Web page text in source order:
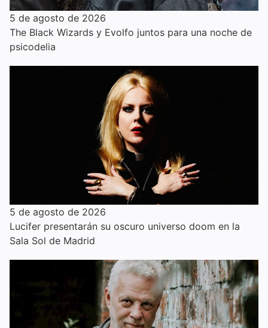
5 de agosto de 2026
The Black Wizards y Evolfo juntos para una noche de
psicodelia
5 de agosto de 2026
Lucifer presentarán su oscuro universo doom en la
Sala Sol de Madrid